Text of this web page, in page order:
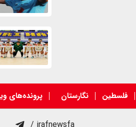
فلسطین نگارستان پرونده‌های